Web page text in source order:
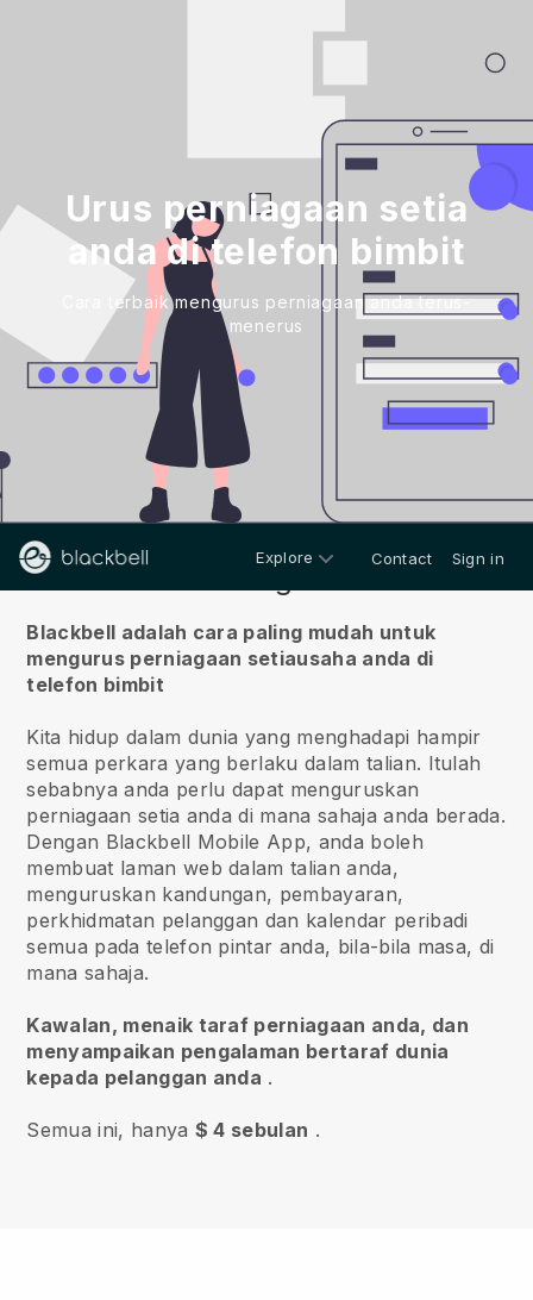
Urus perniagaan setia
anda di telefon bimbit
Cara terbaik mengurus perniagaan anda terus-
menerus
Explore Contact Sign in
Blackbell adalah cara paling mudah untuk
mengurus perniagaan setiausaha anda di
telefon bimbit
Kita hidup dalam dunia yang menghadapi hampir
semua perkara yang berlaku dalam talian. Itulah
sebabnya anda perlu dapat menguruskan
perniagaan setia anda di mana sahaja anda berada.
Dengan Blackbell Mobile App, anda boleh
membuat laman web dalam talian anda,
menguruskan kandungan, pembayaran,
perkhidmatan pelanggan dan kalendar peribadi
semua pada telefon pintar anda, bila-bila masa, di
mana sahaja.
Kawalan, menaik taraf perniagaan anda, dan
menyampaikan pengalaman bertaraf dunia
kepada pelanggan anda .
Semua ini, hanya $ 4 sebulan .